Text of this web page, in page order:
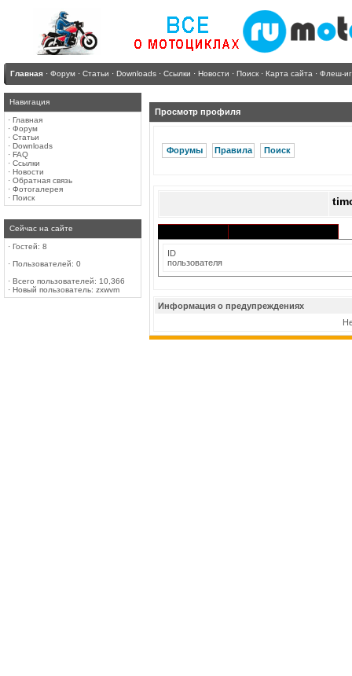
Главная · Форум · Статьи · Downloads · Ссылки · Новости · Поиск · Карта сайта · Флеш-
Навигация
· Главная
· Форум
· Статьи
· Downloads
· FAQ
· Ссылки
· Новости
· Обратная связь
· Фотогалерея
· Поиск
Сейчас на сайте
· Гостей: 8
· Пользователей: 0
· Всего пользователей: 10,366
· Новый пользователь: zxwvm
Просмотр профиля
Форумы Правила Поиск
ID
пользователя
Информация о предупреждениях